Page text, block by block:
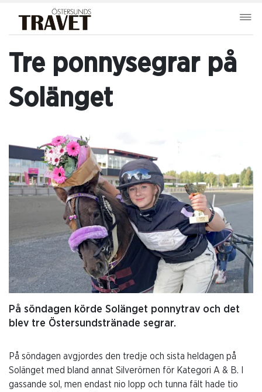
Tre ponnysegrar på
Solänget
På söndagen körde Solänget ponnytrav och det
blev tre Östersundstränade segrar.
På söndagen avgjordes den tredje och sista heldagen på
Solänget med bland annat Silverörnen för Kategori A & B. I
gassande sol, men endast nio lopp och tunna fält hade tio